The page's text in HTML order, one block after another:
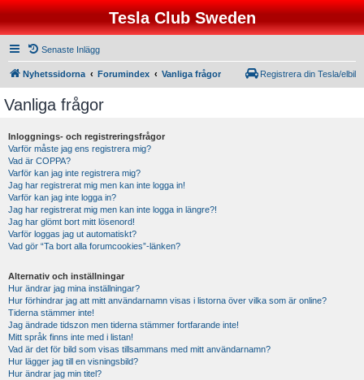
Tesla Club Sweden
Senaste Inlägg
Nyhetssidorna Forumindex Vanliga frågor Registrera din Tesla/elbil
Vanliga frågor
Inloggnings- och registreringsfrågor
Varför måste jag ens registrera mig?
Vad är COPPA?
Varför kan jag inte registrera mig?
Jag har registrerat mig men kan inte logga in!
Varför kan jag inte logga in?
Jag har registrerat mig men kan inte logga in längre?!
Jag har glömt bort mitt lösenord!
Varför loggas jag ut automatiskt?
Vad gör “Ta bort alla forumcookies”-länken?
Alternativ och inställningar
Hur ändrar jag mina inställningar?
Hur förhindrar jag att mitt användarnamn visas i listorna över vilka som är online?
Tiderna stämmer inte!
Jag ändrade tidszon men tiderna stämmer fortfarande inte!
Mitt språk finns inte med i listan!
Vad är det för bild som visas tillsammans med mitt användarnamn?
Hur lägger jag till en visningsbild?
Hur ändrar jag min titel?